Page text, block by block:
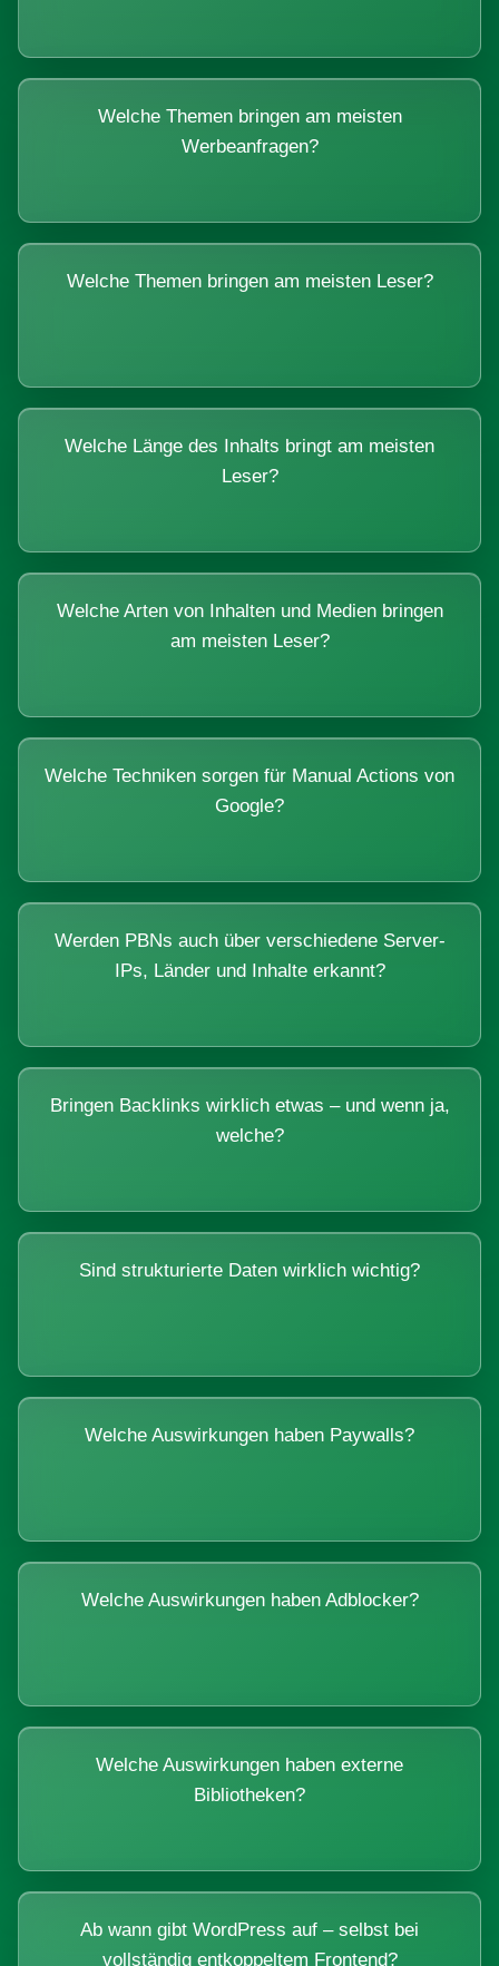
Welche Themen bringen am meisten
Werbeanfragen?
Welche Themen bringen am meisten Leser?
Welche Länge des Inhalts bringt am meisten
Leser?
Welche Arten von Inhalten und Medien bringen
am meisten Leser?
Welche Techniken sorgen für Manual Actions von
Google?
Werden PBNs auch über verschiedene Server-
IPs, Länder und Inhalte erkannt?
Bringen Backlinks wirklich etwas – und wenn ja,
welche?
Sind strukturierte Daten wirklich wichtig?
Welche Auswirkungen haben Paywalls?
Welche Auswirkungen haben Adblocker?
Welche Auswirkungen haben externe
Bibliotheken?
Ab wann gibt WordPress auf – selbst bei
vollständig entkoppeltem Frontend?